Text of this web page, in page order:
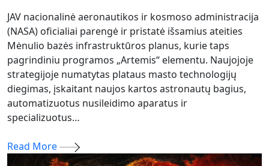
JAV nacionalinė aeronautikos ir kosmoso administracija
(NASA) oficialiai parengė ir pristatė išsamius ateities
Mėnulio bazės infrastruktūros planus, kurie taps
pagrindiniu programos „Artemis“ elementu. Naujojoje
strategijoje numatytas plataus masto technologijų
diegimas, įskaitant naujos kartos astronautų bagius,
automatizuotus nusileidimo aparatus ir
specializuotus…
Read More